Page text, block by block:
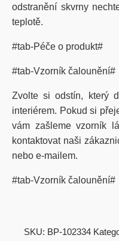
odstranění skvrny
teplotě.
#tab-Péče o produkt#
#tab-Vzorník čalounění#
Zvolte si odstín, který
interiérem. Pokud si
vám zašleme vzorník
kontaktovat naši
nebo e-mailem.
#tab-Vzorník čalounění#
SKU: BP-102334